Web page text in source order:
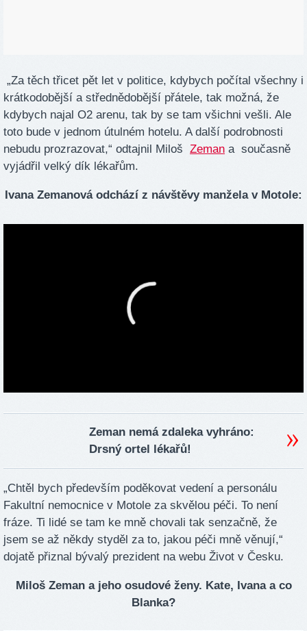
„Za těch třicet pět let v politice, kdybych počítal všechny i
krátkodobější a střednědobější přátele, tak možná, že
kdybych najal O2 arenu, tak by se tam všichni vešli. Ale
toto bude v jednom útulném hotelu. A další podrobnosti
nebudu prozrazovat,“ odtajnil Miloš Zeman a současně
vyjádřil velký dík lékařům.
Ivana Zemanová odchází z návštěvy manžela v Motole:
Zeman nemá zdaleka vyhráno:
Drsný ortel lékařů!
„Chtěl bych především poděkovat vedení a personálu
Fakultní nemocnice v Motole za skvělou péči. To není
fráze. Ti lidé se tam ke mně chovali tak senzačně, že
jsem se až někdy styděl za to, jakou péči mně věnují,“
dojatě přiznal bývalý prezident na webu Život v Česku.
Miloš Zeman a jeho osudové ženy. Kate, Ivana a co
Blanka?